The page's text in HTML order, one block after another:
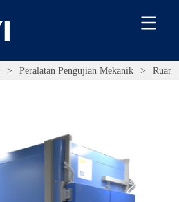
> Peralatan Pengujian Mekanik >